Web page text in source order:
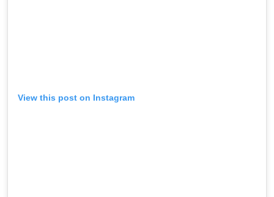
View this post on Instagram